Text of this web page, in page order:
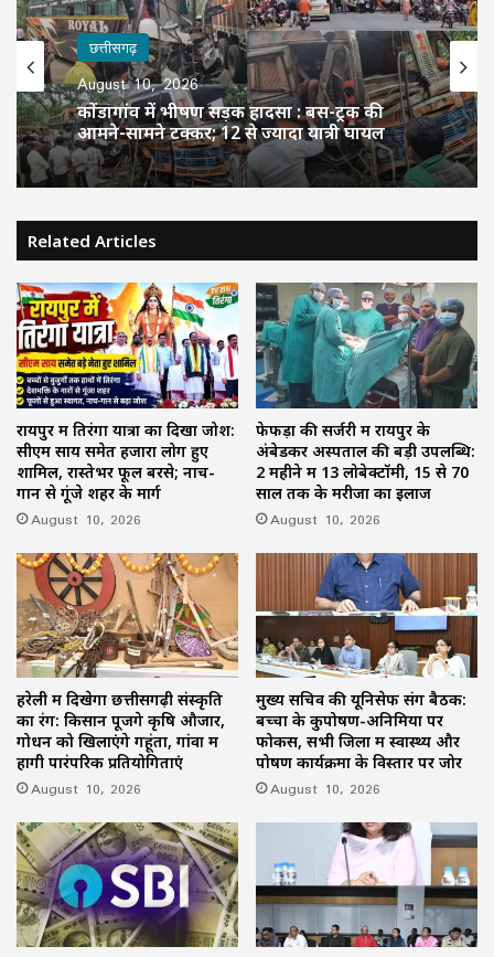
छत्तीसगढ़
August 10, 2026
महाकाल की भव्य सवारी, रजत पालकी में निकले
चंद्रमोलेश्वर; दर्शन को उमड़ी भीड़
छत्तीसगढ़
August 10, 2026
कोंडागांव में भीषण सड़क हादसा : बस-ट्रक की
आमने-सामने टक्कर; 12 से ज्यादा यात्री घायल
Related Articles
रायपुर में तिरंगा यात्रा का दिखा जोश:
सीएम साय समेत हजारों लोग हुए
शामिल, रास्तेभर फूल बरसे; नाच-
गान से गूंजे शहर के मार्ग
August 10, 2026
फेफड़ों की सर्जरी में रायपुर के
अंबेडकर अस्पताल की बड़ी उपलब्धि:
2 महीने में 13 लोबेक्टॉमी, 15 से 70
साल तक के मरीजों का इलाज
August 10, 2026
हरेली में दिखेगा छत्तीसगढ़ी संस्कृति
का रंग: किसान पूजेंगे कृषि औजार,
गोधन को खिलाएंगे गहूंता, गांवों में
होंगी पारंपरिक प्रतियोगिताएं
August 10, 2026
मुख्य सचिव की यूनिसेफ संग बैठक:
बच्चों के कुपोषण-अनिमिया पर
फोकस, सभी जिलों में स्वास्थ्य और
पोषण कार्यक्रमों के विस्तार पर जोर
August 10, 2026